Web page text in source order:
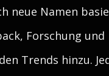
neue Namen
Forschung und
Trends hinzu.